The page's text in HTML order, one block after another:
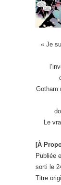
« Je
Gotham
Le
[À
Publiée
sorti le
Titre